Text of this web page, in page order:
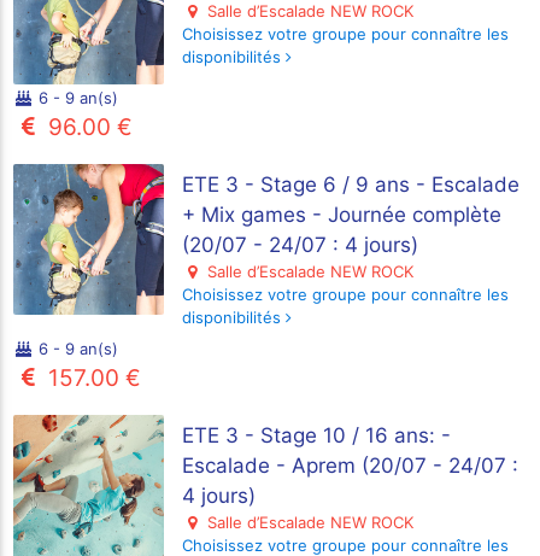
Salle d’Escalade NEW ROCK
Choisissez votre groupe pour connaître les
disponibilités
6 - 9 an(s)
96.00 €
ETE 3 - Stage 6 / 9 ans - Escalade
+ Mix games - Journée complète
(20/07 - 24/07 : 4 jours)
Salle d’Escalade NEW ROCK
Choisissez votre groupe pour connaître les
disponibilités
6 - 9 an(s)
157.00 €
ETE 3 - Stage 10 / 16 ans: -
Escalade - Aprem (20/07 - 24/07 :
4 jours)
Salle d’Escalade NEW ROCK
Choisissez votre groupe pour connaître les